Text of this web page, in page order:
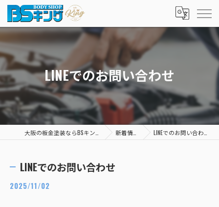
LINEでのお問い合わせ
新着情報 LINEでのお問い合わせ
LINEでのお問い合わせ
2025/11/02